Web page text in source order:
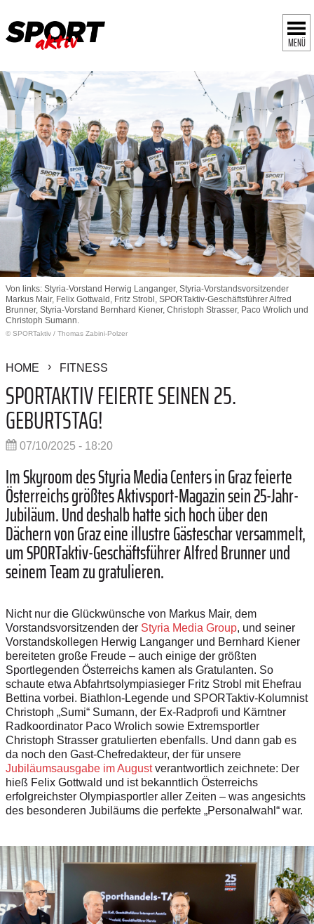
MENÜ
Von links: Styria-Vorstand Herwig Langanger, Styria-Vorstandsvorsitzender
Markus Mair, Felix Gottwald, Fritz Strobl, SPORTaktiv-Geschäftsführer Alfred
Brunner, Styria-Vorstand Bernhard Kiener, Christoph Strasser, Paco Wrolich und
Christoph Sumann.
© SPORTaktiv / Thomas Zabini-Polzer
HOME FITNESS
SPORTAKTIV FEIERTE SEINEN 25.
GEBURTSTAG!
07/10/2025 - 18:20
Im Skyroom des Styria Media Centers in Graz feierte
Österreichs größtes Aktivsport-­Magazin sein 25-Jahr-
Jubiläum. Und deshalb hatte sich hoch über den
Dächern von Graz eine illustre Gästeschar versammelt,
um SPORTaktiv-Geschäftsführer Alfred Brunner und
seinem Team zu gratulieren.
Nicht nur die Glückwünsche von Markus Mair, dem
Vorstandsvorsitzenden der Styria Media Group, und seiner
Vorstandskollegen Herwig Langanger und Bernhard Kiener
bereiteten große Freude – auch einige der größten
Sportlegenden Österreichs kamen als Gratulanten. So
schaute etwa Abfahrtsolympiasieger Fritz Strobl mit Ehefrau
Bettina vorbei. Biathlon-Legende und SPORTaktiv-Kolumnist
Christoph „Sumi“ Sumann, der Ex-Radprofi und Kärntner
Radkoordinator Paco Wrolich sowie Extremsportler
Christoph Strasser gratulierten ebenfalls. Und dann gab es
da noch den Gast-Chefredakteur, der für unsere
Jubiläumsausgabe im Augustverantwortlich zeichnete: Der
hieß Felix Gottwald und ist bekanntlich Österreichs
erfolgreichster Olympiasportler aller ­Zeiten – was angesichts
des besonderen Jubiläums die perfekte „Personalwahl“ war.